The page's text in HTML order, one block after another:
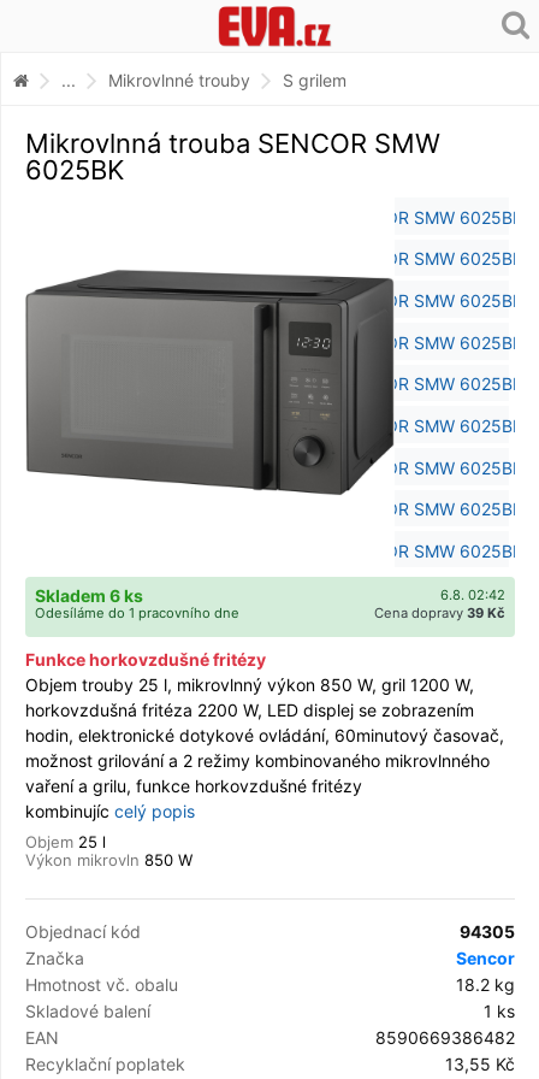
... Mikrovlnné trouby S grilem
Mikrovlnná trouba SENCOR SMW
6025BK
6.8. 02:42
Skladem 6 ks
Cena dopravy 39 Kč
Odesíláme do 1 pracovního dne
Funkce horkovzdušné fritézy
Objem trouby 25 l, mikrovlnný výkon 850 W, gril 1200 W,
horkovzdušná fritéza 2200 W, LED displej se zobrazením
hodin, elektronické dotykové ovládání, 60minutový časovač,
možnost grilování a 2 režimy kombinovaného mikrovlnného
vaření a grilu, funkce horkovzdušné fritézy
kombinujíc celý popis
Objem 25 l
Výkon mikrovln 850 W
Objednací kód
94305
Značka
Sencor
Hmotnost vč. obalu
18.2 kg
Skladové balení
1 ks
EAN
8590669386482
Recyklační poplatek
13,55 Kč